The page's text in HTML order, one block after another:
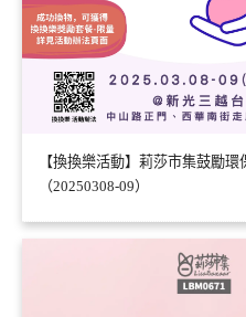
【換換樂活動】莉莎市集鼓勵
（20250308-09）